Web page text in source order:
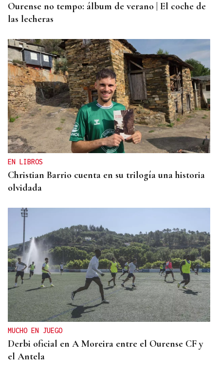
Ourense no tempo: álbum de verano | El coche de
las lecheras
EN LIBROS
Christian Barrio cuenta en su trilogía una historia
olvidada
MUCHO EN JUEGO
Derbi oficial en A Moreira entre el Ourense CF y
el Antela